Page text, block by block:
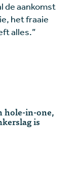
de aankomst
het fraaie
alles.”
hole-in-one,
is